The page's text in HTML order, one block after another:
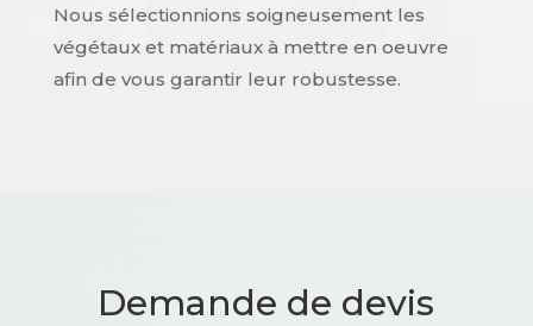
Nous sélectionnions soigneusement les
végétaux et matériaux à mettre en oeuvre
afin de vous garantir leur robustesse.
Demande de devis